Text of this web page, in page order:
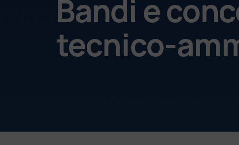
Bandi e
tecnico-